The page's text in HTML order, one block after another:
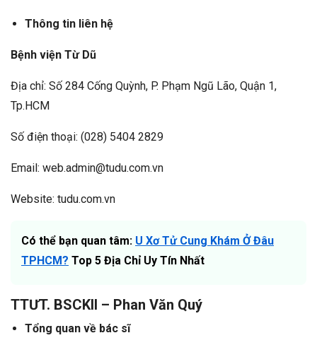
Thông tin liên hệ
Bệnh viện Từ Dũ
Địa chỉ: Số 284 Cống Quỳnh, P. Phạm Ngũ Lão, Quận 1,
Tp.HCM
Số điện thoại: (028) 5404 2829
Email: web.admin@tudu.com.vn
Website: tudu.com.vn
Có thể bạn quan tâm: U Xơ Tử Cung Khám Ở Đâu
TPHCM? Top 5 Địa Chỉ Uy Tín Nhất
TTƯT. BSCKII – Phan Văn Quý
Tổng quan về bác sĩ